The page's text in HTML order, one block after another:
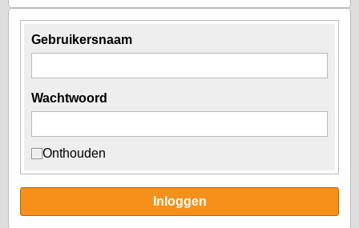
Gebruikersnaam
Wachtwoord
Onthouden
Inloggen